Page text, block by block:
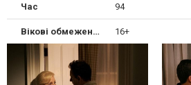
Час 94
Вікові обмеження 16+